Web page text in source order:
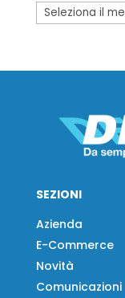
SEZIONI
Azienda
E-Commerce
Novità
Comunicazioni